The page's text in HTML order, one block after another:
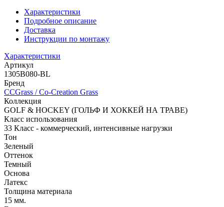
Характеристики
Подробное описание
Доставка
Инструкции по монтажу
Характеристики
Артикул
1305B080-BL
Бренд
CCGrass / Co-Сreation Grass
Коллекция
GOLF & HOCKEY (ГОЛЬФ И ХОККЕЙ НА ТРАВЕ)
Класс использования
33 Класс - коммерческий, интенсивные нагрузки
Тон
Зеленый
Оттенок
Темный
Основа
Латекс
Толщина материала
15 мм.